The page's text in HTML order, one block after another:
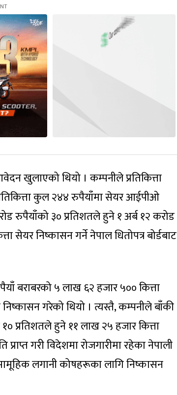
खुलाएको थियो । कम्पनीले प्रतिकित्ता
कुल २४४ रुपैयाँमा सेयर आईपीओ
रुपैयाँको ३० प्रतिशतले हुने १ अर्ब १२ करोड
सेयर निष्कासन गर्ने नेपाल धितोपत्र बोर्डबाट
बराबरको ५ लाख ६२ हजार ५०० कित्ता
गरेको थियो । त्यस्तै, कम्पनीले बाँकी
प्रतिशतले हुने ११ लाख २५ हजार कित्ता
गरी विदेशमा रोजगारीमा रहेका नेपाली
लगानी कोषहरूका लागि निष्कासन